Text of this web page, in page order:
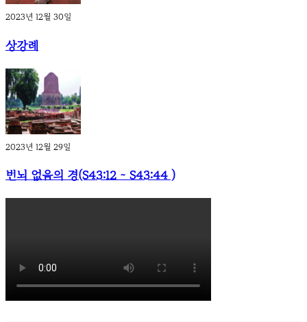
2023년 12월 30일
상강례
2023년 12월 29일
번뇌 없음의 경(S43:12 ~ S43:44 )